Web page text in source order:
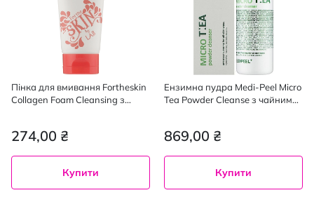
Пінка для вмивання Fortheskin
Collagen Foam Cleansing з
274,00 ₴
Купити
Ензимна пудра Medi-Peel Micro
Tea Powder Cleanse з чайним
869,00 ₴
Купити